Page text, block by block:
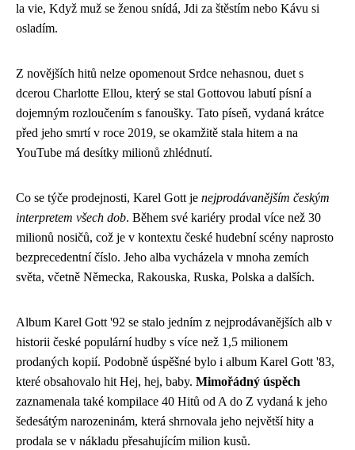
la vie, Když muž se ženou snídá, Jdi za štěstím nebo Kávu si
osladím.
Z novějších hitů nelze opomenout Srdce nehasnou, duet s
dcerou Charlotte Ellou, který se stal Gottovou labutí písní a
dojemným rozloučením s fanoušky. Tato píseň, vydaná krátce
před jeho smrtí v roce 2019, se okamžitě stala hitem a na
YouTube má desítky milionů zhlédnutí.
Co se týče prodejnosti, Karel Gott je nejprodávanějším českým
interpretem všech dob. Během své kariéry prodal více než 30
milionů nosičů, což je v kontextu české hudební scény naprosto
bezprecedentní číslo. Jeho alba vycházela v mnoha zemích
světa, včetně Německa, Rakouska, Ruska, Polska a dalších.
Album Karel Gott '92 se stalo jedním z nejprodávanějších alb v
historii české populární hudby s více než 1,5 milionem
prodaných kopií. Podobně úspěšné bylo i album Karel Gott '83,
které obsahovalo hit Hej, hej, baby. Mimořádný úspěch
zaznamenala také kompilace 40 Hitů od A do Z vydaná k jeho
šedesátým narozeninám, která shrnovala jeho největší hity a
prodala se v nákladu přesahujícím milion kusů.